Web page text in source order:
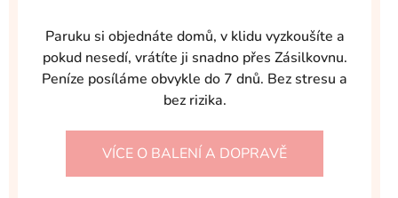
Paruku si objednáte domů, v klidu vyzkoušíte a
pokud nesedí, vrátíte ji snadno přes Zásilkovnu.
Peníze posíláme obvykle do 7 dnů. Bez stresu a
bez rizika.
VÍCE O BALENÍ A DOPRAVĚ